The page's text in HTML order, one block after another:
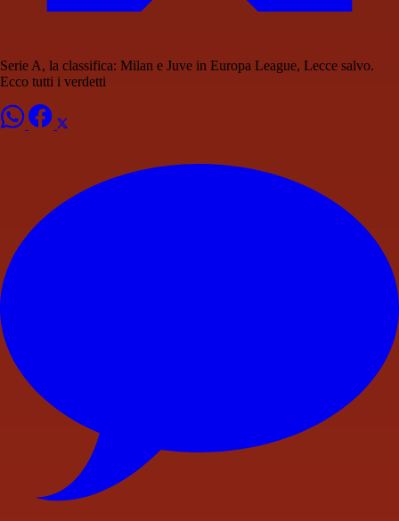
Serie A, la classifica: Milan e Juve in Europa League, Lecce salvo.
Ecco tutti i verdetti